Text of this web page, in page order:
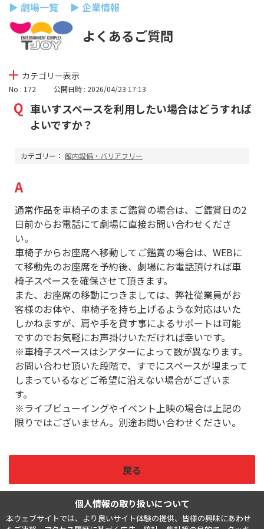
▶ 劇場一覧 ▶ 企業情報
よくあるご質問
個人情報の取り扱いについて
本ウェブサイトでは、より良いサイト体験の提供、皆様の興味にあわせ
カテゴリー表示
No : 172 公開日時 : 2026/04/23 17:13
車いすスペースを利用したい場合はどうすれば
よいですか？
カテゴリー： 館内設備・バリアフリー
通常作品を車椅子のままご鑑賞の場合は、ご鑑賞日の2
日前からお電話にて劇場に直接お問い合わせくださ
い。
車椅子からお座席へ移動してご鑑賞の場合は、WEBに
て移動先のお座席を予約後、劇場にお電話頂ければ車
椅子スペースを確保させて頂きます。
また、お座席の移動につきましては、弊社従業員がお
客様のお体や、車椅子を持ち上げるような対応はいた
しかねますが、肩や手を貸す事によるサポートは可能
ですのでお気軽にお声掛けいただければ幸いです。
※車椅子スペースはシアターによって数が異なります。
お問い合わせ頂いた段階で、すでにスペースが埋まって
しまっているなどご希望に沿えない場合がございま
す。
※ライブビューイングやイベント上映の場合は上記の
限りではございません。別途お問い合わせください。
戻る